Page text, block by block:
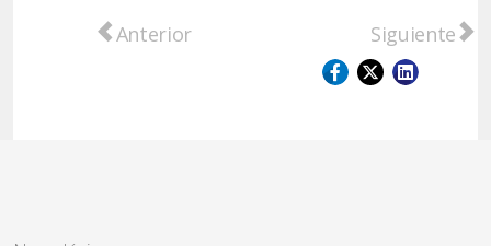
Artículo anterior: CAPYOS
Anterior Artículo
Siguiente